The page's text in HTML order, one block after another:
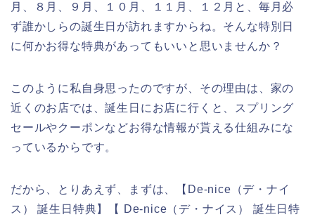
月、８月、９月、１０月、１１月、１２月と、毎月必
ず誰かしらの誕生日が訪れますからね。そんな特別日
に何かお得な特典があってもいいと思いませんか？
このように私自身思ったのですが、その理由は、家の
近くのお店では、誕生日にお店に行くと、スプリング
セールやクーポンなどお得な情報が貰える仕組みにな
っているからです。
だから、とりあえず、まずは、【De-nice（デ・ナイ
ス） 誕生日特典】【 De-nice（デ・ナイス） 誕生日特